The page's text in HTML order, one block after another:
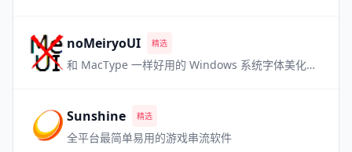
noMeiryoUI 精选
和 MacType 一样好用的 Windows 系统字体美化软件，但是更小巧
Sunshine 精选
全平台最简单易用的游戏串流软件